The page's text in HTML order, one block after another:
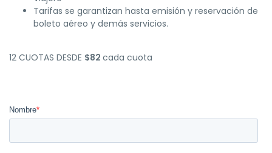
Tarifas se garantizan hasta emisión y reservación de
boleto aéreo y demás servicios.
12 CUOTAS DESDE $82 cada cuota